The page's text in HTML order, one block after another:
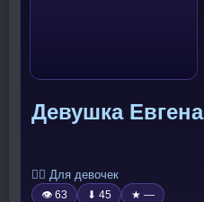
Девушка Евгена
🧍‍♀️ Для девочек
👁 63 ⬇ 45 ★ —